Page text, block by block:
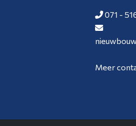
071 -
Meer